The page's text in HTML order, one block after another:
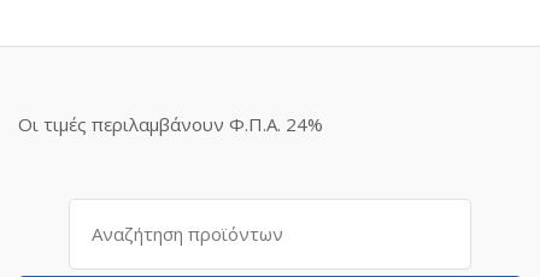
Οι τιμές περιλαμβάνουν Φ.Π.Α. 24%
Αναζήτηση